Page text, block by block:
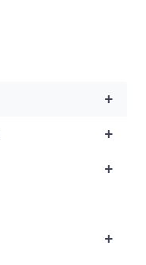
+
+
+
+